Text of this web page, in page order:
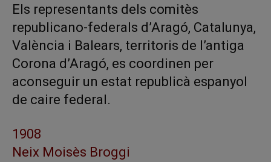
Els representants dels comitès
republicano-federals d’Aragó, Catalunya,
València i Balears, territoris de l’antiga
Corona d’Aragó, es coordinen per
aconseguir un estat republicà espanyol
de caire federal.
1908
Neix Moisès Broggi